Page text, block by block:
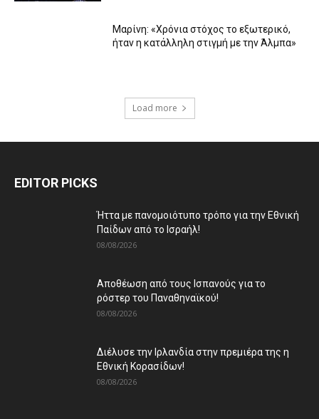
Μαρίνη: «Χρόνια στόχος το εξωτερικό,
ήταν η κατάλληλη στιγμή με την Άλμπα»
Load more
EDITOR PICKS
Ήττα με πανομοιότυπο τρόπο για την Εθνική
Παίδων από το Ισραήλ!
08/08/2026
Αποθέωση από τους Ισπανούς για το
ρόστερ του Παναθηναϊκού!
08/08/2026
Διέλυσε την Ιρλανδία στην πρεμιέρα της η
Εθνική Κορασίδων!
08/08/2026